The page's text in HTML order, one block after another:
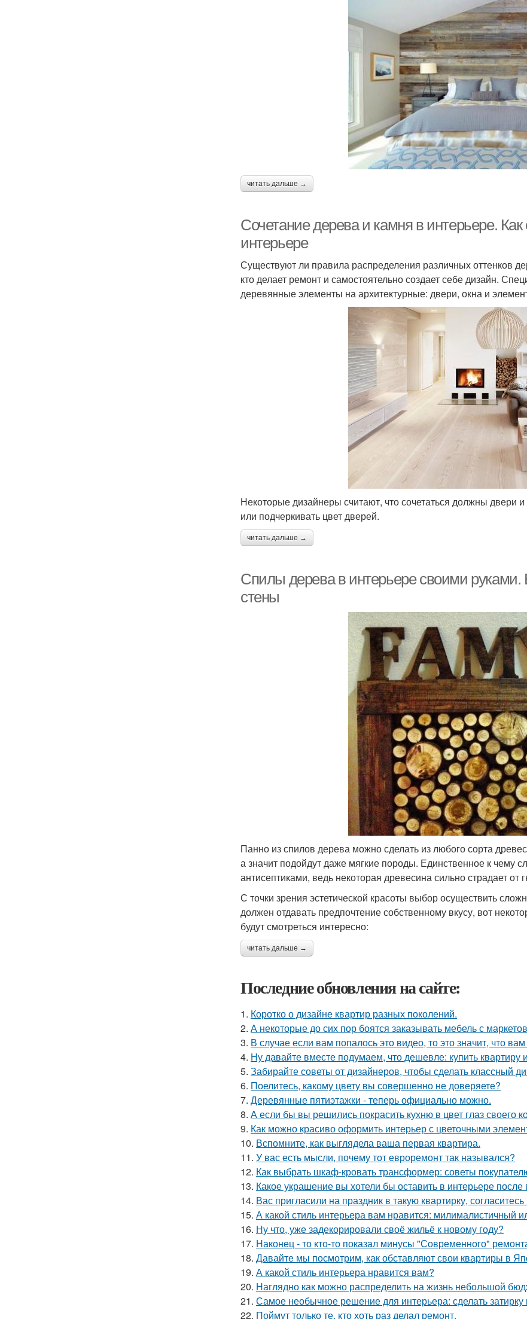
читать дальше →
Сочетание дерева и камня в интерьере. Как
интерьере
Существуют ли правила распределения различных оттенков
кто делает ремонт и самостоятельно создает себе дизайн.
деревянные элементы на архитектурные: двери, окна и
Некоторые дизайнеры считают, что сочетаться должны двери
или подчеркивать цвет дверей.
читать дальше →
Спилы дерева в интерьере своими
стены
Панно из спилов дерева можно сделать из любого сорта
а значит подойдут даже мягкие породы. Единственное к чему
антисептиками, ведь некоторая древесина сильно страдает от
С точки зрения эстетической красоты выбор осуществить
должен отдавать предпочтение собственному вкусу, вот
будут смотреться интересно:
читать дальше →
Последние обновления на сайте:
1. Коротко о дизайне квартир разных поколений.
2. А некоторые до сих пор боятся заказывать мебель с
3. В случае если вам попалось это видео, то это значит, что
4. Ну давайте вместе подумаем, что дешевле: купить квартиру
5. Забирайте советы от дизайнеров, чтобы сделать классный
6. Поелитесь, какому цвету вы совершенно не доверяете?
7. Деревянные пятиэтажки - теперь официально можно.
8. А если бы вы решились покрасить кухню в цвет глаз своего
9. Как можно красиво оформить интерьер с цветочными
10. Вспомните, как выглядела ваша первая квартира.
11. У вас есть мысли, почему тот евроремонт так назывался?
12. Как выбрать шкаф-кровать трансформер: советы
13. Какое украшение вы хотели бы оставить в интерьере после
14. Вас пригласили на праздник в такую квартирку,
15. А какой стиль интерьера вам нравится: милималистичный
16. Ну что, уже задекорировали своё жильё к новому году?
17. Наконец - то кто-то показал минусы "Современного"
18. Давайте мы посмотрим, как обставляют свои квартиры в
19. А какой стиль интерьера нравится вам?
20. Наглядно как можно распределить на жизнь небольшой
21. Самое необычное решение для интерьера: сделать затирку
22. Поймут только те, кто хоть раз делал ремонт.